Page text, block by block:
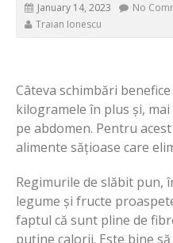
January 14, 2023 No
Traian Ionescu
Câteva schimbări
kilogramele în plus și,
pe abdomen. Pentru
alimente sățioase care
Regimurile de slăbit pun,
legume și fructe
faptul că sunt pline de
puține calorii. Este bine